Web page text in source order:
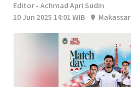
Editor - Achmad Apri Sudin
10 Jun 2025 14:01 WIB
Makassar